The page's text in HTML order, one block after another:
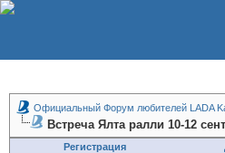
Официальный Форум любителей LADA
Встреча Ялта ралли 10-12
Регистрация